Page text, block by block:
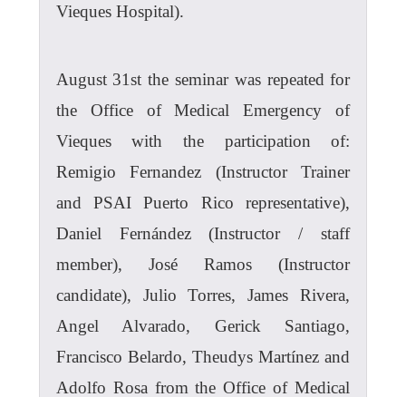
Vieques Hospital).
August 31st the seminar was repeated for
the Office of Medical Emergency of
Vieques with the participation of:
Remigio Fernandez (Instructor Trainer
and PSAI Puerto Rico representative),
Daniel Fernández (Instructor / staff
member), José Ramos (Instructor
candidate), Julio Torres, James Rivera,
Angel Alvarado, Gerick Santiago,
Francisco Belardo, Theudys Martínez and
Adolfo Rosa from the Office of Medical